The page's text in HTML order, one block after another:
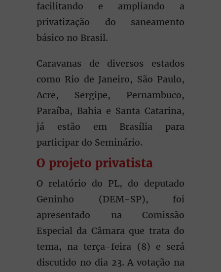
facilitando e ampliando a
privatização do saneamento
básico no Brasil.
Caravanas de diversos estados
como Rio de Janeiro, São Paulo,
Acre, Sergipe, Pernambuco,
Paraíba, Bahia e Santa Catarina,
já estão em Brasília para
participar do Seminário.
O projeto privatista
O relatório do PL, do deputado
Geninho (DEM-SP), foi
apresentado na Comissão
Especial da Câmara que trata do
tema, na terça-feira (8) e será
discutido no dia 23. A votação na